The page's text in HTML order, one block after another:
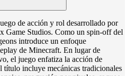
de acción y rol desarrollado por
Game Studios. Como un spin-off del
introduce un enfoque
de Minecraft. En lugar de
el juego enfatiza la acción de
título incluye mecánicas tradicionales